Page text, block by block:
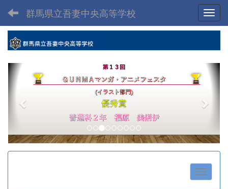
群馬県立吾妻中央高等学校
e
v
o
u
n
t